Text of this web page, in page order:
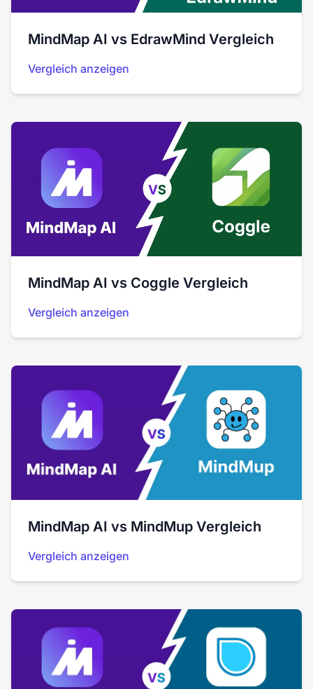
MindMap AI vs EdrawMind Vergleich
Vergleich anzeigen
MindMap AI vs Coggle Vergleich
Vergleich anzeigen
MindMap AI vs MindMup Vergleich
Vergleich anzeigen